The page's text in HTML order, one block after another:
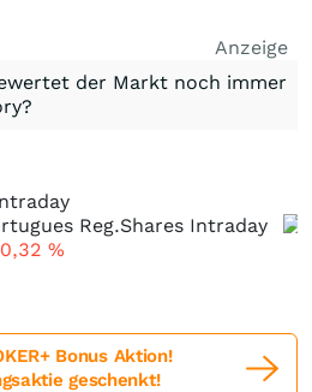
Anzeige
der Markt noch immer
%
Bonus Aktion!
geschenkt!